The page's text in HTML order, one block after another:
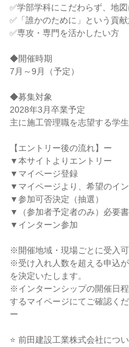
✅学部学科にこだわらず、地
✅「誰かのために」という貢
✅専攻・専門を活かしたい方
◆開催時期
7月～9月（予定）
◆募集対象
2028年3月卒業予定
主に施⼯管理職を志望する学
【エントリー後の流れ】ー
▼本サイトよりエントリー
▼マイページ登録
▼マイページより、希望のイ
▼参加可否決定（抽選）
▼（参加者予定者のみ）必要
▼インターン参加
※開催地域・現場ごとに受入可
※受け入れ人数を超える申込
を決定いたします。
※インターンシップの開催日
するマイページにてご確認くだ
ー
⭐ 前田建設工業株式会社につい